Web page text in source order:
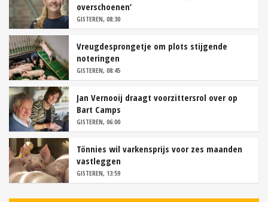
overschoenen’
GISTEREN, 08:30
Vreugdesprongetje om plots stijgende
noteringen
GISTEREN, 08:45
Jan Vernooij draagt voorzittersrol over op
Bart Camps
GISTEREN, 06:00
Tönnies wil varkensprijs voor zes maanden
vastleggen
GISTEREN, 13:59